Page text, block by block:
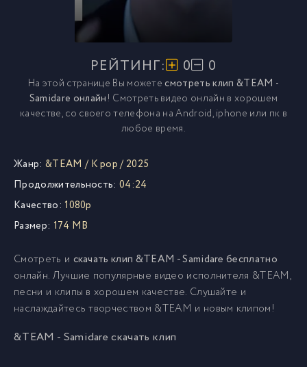
РЕЙТИНГ: 0 0
На этой странице Вы можетесмотреть клип &TEAM -
Samidare онлайн! Смотреть видео онлайн в хорошем
качестве, со своего телефона на Android, iphone или пк в
любое время.
Жанр: &TEAM / K pop/ 2025
Продолжительность: 04:24
Качество: 1080p
Размер: 174 MB
Смотреть и скачать клип &TEAM - Samidare бесплатно
онлайн. Лучшие популярные видео исполнителя &TEAM,
песни и клипы в хорошем качестве. Слушайте и
наслаждайтесь творчеством &TEAM и новым клипом!
&TEAM - Samidare скачать клип